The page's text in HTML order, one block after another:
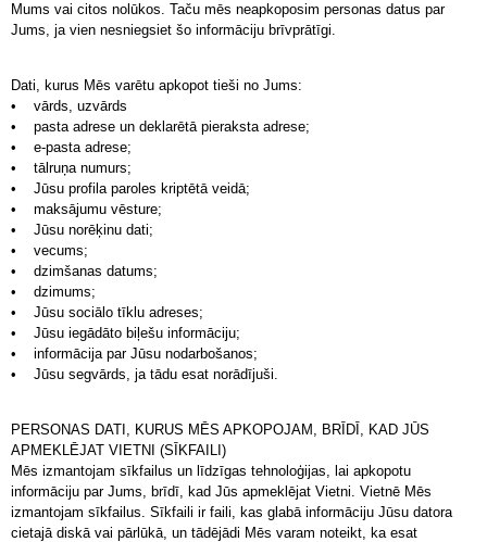
Mums vai citos nolūkos. Taču mēs neapkoposim personas datus par
Jums, ja vien nesniegsiet šo informāciju brīvprātīgi.
Dati, kurus Mēs varētu apkopot tieši no Jums:
• vārds, uzvārds
• pasta adrese un deklarētā pieraksta adrese;
• e-pasta adrese;
• tālruņa numurs;
• Jūsu profila paroles kriptētā veidā;
• maksājumu vēsture;
• Jūsu norēķinu dati;
• vecums;
• dzimšanas datums;
• dzimums;
• Jūsu sociālo tīklu adreses;
• Jūsu iegādāto biļešu informāciju;
• informācija par Jūsu nodarbošanos;
• Jūsu segvārds, ja tādu esat norādījuši.
PERSONAS DATI, KURUS MĒS APKOPOJAM, BRĪDĪ, KAD JŪS
APMEKLĒJAT VIETNI (SĪKFAILI)
Mēs izmantojam sīkfailus un līdzīgas tehnoloģijas, lai apkopotu
informāciju par Jums, brīdī, kad Jūs apmeklējat Vietni. Vietnē Mēs
izmantojam sīkfailus. Sīkfaili ir faili, kas glabā informāciju Jūsu datora
cietajā diskā vai pārlūkā, un tādējādi Mēs varam noteikt, ka esat